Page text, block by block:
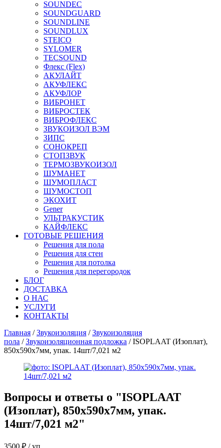
SOUNDEC
SOUNDGUARD
SOUNDLINE
SOUNDLUX
STEICO
SYLOMER
TECSOUND
Флекс (Flex)
АКУЛАЙТ
АКУФЛЕКС
АКУФЛОР
ВИБРОНЕТ
ВИБРОСТЕК
ВИБРОФЛЕКС
ЗВУКОИЗОЛ ВЭМ
ЗИПС
СОНОКРЕП
СТОПЗВУК
ТЕРМОЗВУКОИЗОЛ
ШУМАНЕТ
ШУМОПЛАСТ
ШУМОСТОП
ЭКОХИТ
Gener
УЛЬТРАКУСТИК
КАЙФЛЕКС
ГОТОВЫЕ РЕШЕНИЯ
Решения для пола
Решения для стен
Решения для потолка
Решения для перегородок
БЛОГ
ДОСТАВКА
О НАС
УСЛУГИ
КОНТАКТЫ
Главная /Звукоизоляция /Звукоизоляция
пола /Звукоизоляционная подложка / ISOPLAAT (Изоплат),
850х590х7мм, упак. 14шт/7,021 м2
Вопросы и ответы о "ISOPLAAT
(Изоплат), 850х590х7мм, упак.
14шт/7,021 м2"
3500 ₽ / уп